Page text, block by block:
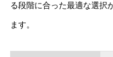
る段階に合った最適な選択
ます。